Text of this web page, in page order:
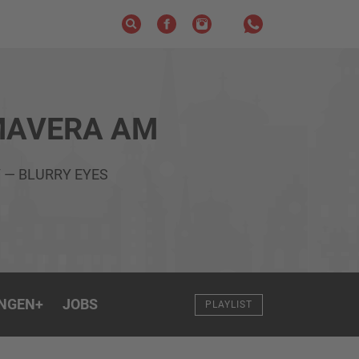
AM
BLURRY EYES
+ JOBS PLAYLIST